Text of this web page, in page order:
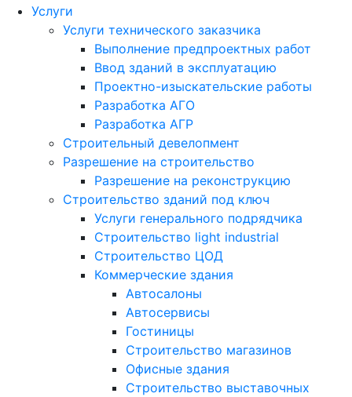
Услуги
Услуги технического заказчика
Выполнение предпроектных работ
Ввод зданий в эксплуатацию
Проектно-изыскательские работы
Разработка АГО
Разработка АГР
Строительный девелопмент
Разрешение на строительство
Разрешение на реконструкцию
Строительство зданий под ключ
Услуги генерального подрядчика
Строительство light industrial
Строительство ЦОД
Коммерческие здания
Автосалоны
Автосервисы
Гостиницы
Строительство магазинов
Офисные здания
Строительство выставочных